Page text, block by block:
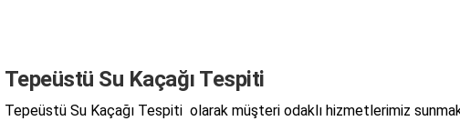
Tepeüstü Su Kaçağı Tespiti
Tepeüstü Su Kaçağı Tespiti olarak müşteri odaklı hizmetlerimiz